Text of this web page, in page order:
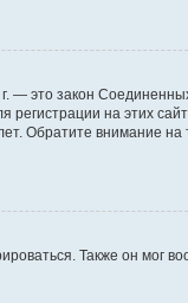
— это закон
на этих
Обратите внимание
Также он мог